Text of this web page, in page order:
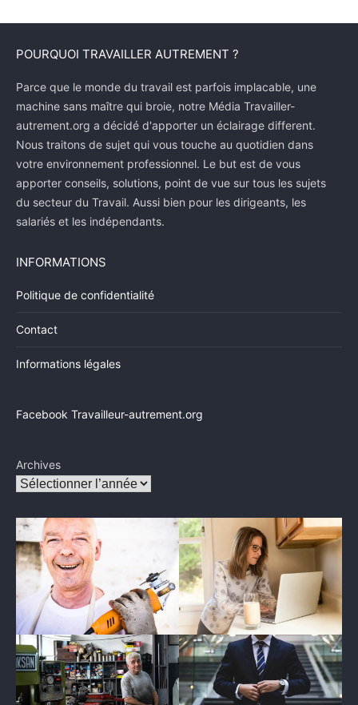
POURQUOI TRAVAILLER AUTREMENT ?
Parce que le monde du travail est parfois implacable, une
machine sans maître qui broie, notre Média Travailler-
autrement.org a décidé d'apporter un éclairage different.
Nous traitons de sujet qui vous touche au quotidien dans
votre environnement professionnel. Le but est de vous
apporter conseils, solutions, point de vue sur tous les sujets
du secteur du Travail. Aussi bien pour les dirigeants, les
salariés et les indépendants.
INFORMATIONS
Politique de confidentialité
Contact
Informations légales
Facebook Travailleur-autrement.org
Archives